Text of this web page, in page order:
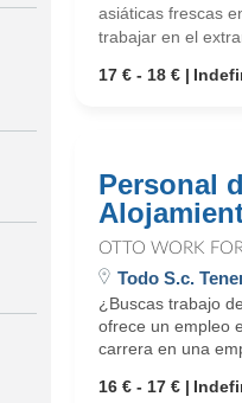
asiáticas frescas
trabajar en el
17 € - 18 €
Personal
OTTO WORK
Todo S.c.
¿Buscas trabajo
ofrece un empleo
carrera en una
16 € - 17 €